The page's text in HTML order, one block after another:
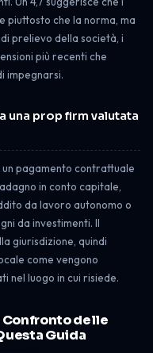
piuttosto che la norma, ma
prelievo della società, i
più recenti che
impegnarsi.
una prop firm valutata
pagamento contrattuale
in conto capitale,
da lavoro autonomo o
da investimenti. Il
giurisdizione, quindi
come vengono
nel luogo in cui risiede.
Confronto delle
Guida